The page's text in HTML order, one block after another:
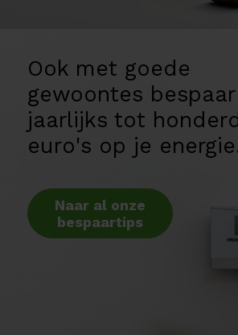
Ook met goede
gewoontes
jaarlijks tot
euro's op je
Naar al onze
bespaartips